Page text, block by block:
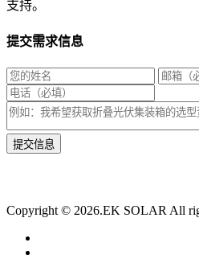
支持。
提交需求信息
Copyright © 2026.EK SOLAR All